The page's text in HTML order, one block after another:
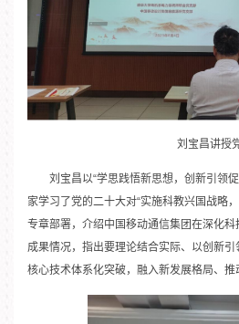
刘宝昌讲授
刘宝昌以“学思践悟新思想，创新引领
家学习了党的二十大对“实施科教兴国战略
专章部署，介绍中国移动通信集团在深化
成果情况，指出要理论结合实际、以创新
核心技术体系化突破，融入新发展格局、推